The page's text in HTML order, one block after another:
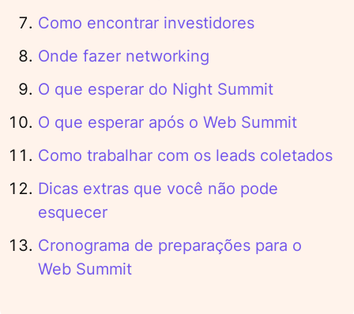
Como encontrar investidores
Onde fazer networking
O que esperar do Night Summit
O que esperar após o Web Summit
Como trabalhar com os leads coletados
Dicas extras que você não pode
esquecer
Cronograma de preparações para o
Web Summit